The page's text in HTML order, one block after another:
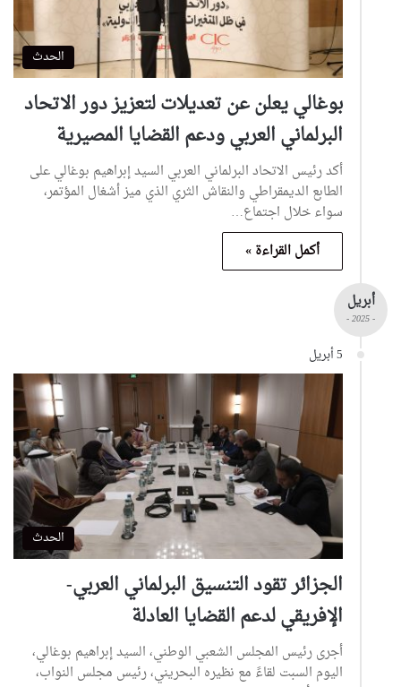
الحدث
بوغالي يعلن عن تعديلات لتعزيز دور الاتحاد
البرلماني العربي ودعم القضايا المصيرية
أكد رئيس الاتحاد البرلماني العربي السيد إبراهيم بوغالي على
الطابع الديمقراطي والنقاش الثري الذي ميز أشغال المؤتمر،
سواء خلال اجتماع…
أكمل القراءة »
أبريل
- 2025 -
5 أبريل
الحدث
الجزائر تقود التنسيق البرلماني العربي-
الإفريقي لدعم القضايا العادلة
أجرى رئيس المجلس الشعبي الوطني، السيد إبراهيم بوغالي،
اليوم السبت لقاءً مع نظيره البحريني، رئيس مجلس النواب،